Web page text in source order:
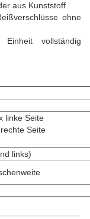
aus Kunststoff
ohne
vollständig
linke Seite
Seite
links)